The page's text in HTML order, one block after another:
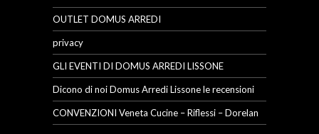
OUTLET DOMUS ARREDI
privacy
GLI EVENTI DI DOMUS ARREDI LISSONE
Dicono di noi Domus Arredi Lissone le recensioni
CONVENZIONI Veneta Cucine – Riflessi – Dorelan